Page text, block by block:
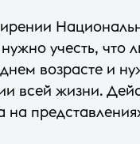
учесть, что
возрасте и
всей жизни.
на